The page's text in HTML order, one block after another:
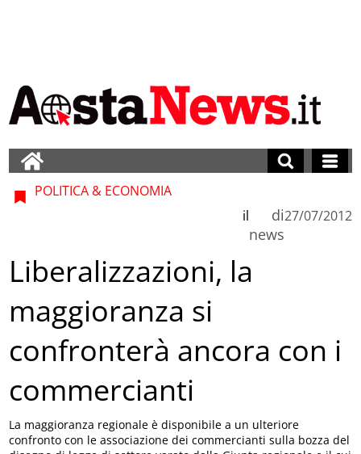
POLITICA & ECONOMIA
di
news
il 27/07/2012
Liberalizzazioni, la
maggioranza si
confronterà ancora con i
commercianti
La maggioranza regionale è disponibile a un ulteriore
confronto con le associazione dei commercianti sulla bozza del